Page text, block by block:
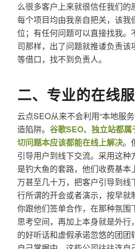
么很多客户上来就很信任我们的
每个项目均由我亲自把关，该我
位；有任何问题可以直接找我。
司那样，出了问题就推诿负责该
等借口，找不到负责人。
二、专业的在线
云点SEO从来不会利用“本地服
造陷阱。 谷歌SEO、独立站都
切问题本应该都能在线上解决。
引导用户到线下交流。采用这种
是钓大鱼的套路，他们收费基本
万甚至几十万，把客户引导到线
行所谓的开会或者演示，按早就
你跟他们签单合作，在那种氛围
思考空间，再加上本身就是外行
的好听话和虚假承诺忽悠的团团